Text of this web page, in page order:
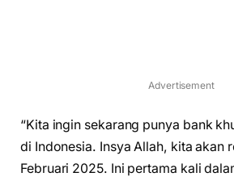
Advertisement
“Kita ingin sekarang punya bank
di Indonesia. Insya Allah, kita akan
Februari 2025. Ini pertama kali